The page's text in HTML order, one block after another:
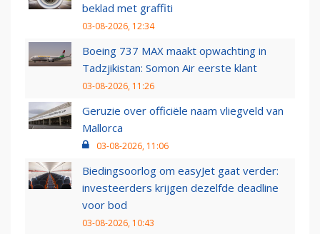
beklad met graffiti
03-08-2026, 12:34
Boeing 737 MAX maakt opwachting in
Tadzjikistan: Somon Air eerste klant
03-08-2026, 11:26
Geruzie over officiële naam vliegveld van
Mallorca
03-08-2026, 11:06
Biedingsoorlog om easyJet gaat verder:
investeerders krijgen dezelfde deadline
voor bod
03-08-2026, 10:43